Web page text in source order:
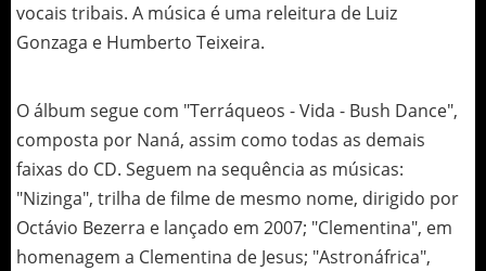
vocais tribais. A música é uma releitura de Luiz
Gonzaga e Humberto Teixeira.
O álbum segue com "Terráqueos - Vida - Bush Dance",
composta por Naná, assim como todas as demais
faixas do CD. Seguem na sequência as músicas:
"Nizinga", trilha de filme de mesmo nome, dirigido por
Octávio Bezerra e lançado em 2007; "Clementina", em
homenagem a Clementina de Jesus; "Astronáfrica",